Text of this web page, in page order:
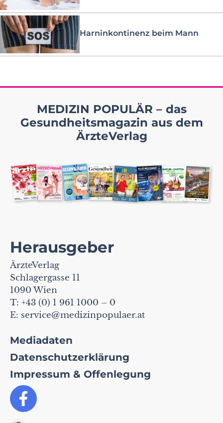
Harninkontinenz beim Mann
MEDIZIN POPULÄR – das
Gesundheitsmagazin aus dem
ÄrzteVerlag
Herausgeber
ÄrzteVerlag
Schlagergasse 11
1090 Wien
T: +43 (0) 1 961 1000 – 0
E: service@medizinpopulaer.at
Mediadaten
Datenschutzerklärung
Impressum & Offenlegung